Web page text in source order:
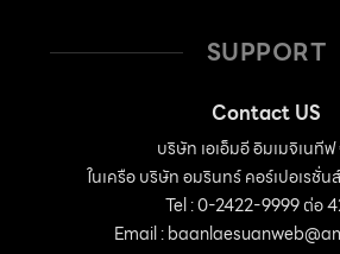
ได้ถึงความผ่อนคลาย และไม่อยู่ในพื้นที่
จุดเด่นของบ้านหลังนี้ คือการเปิดรับแส
ของบ้านที่ไม่ได้รับแสงเจิดจ้าจนเกินคว
ได้เลือกเปิดเพดานสกายไลท์ที่โถงกลาง
บรรยากาศภายในของบ้านเป็นไปตามบร
SUPPORT
Contact US
บริษัท เอเอ็มอี อิมเมจิเนที
ในเครือ บริษัท อมรินทร์ คอร์เปอเรชั่
Tel : 0-2422-9999 ต่อ
Email :